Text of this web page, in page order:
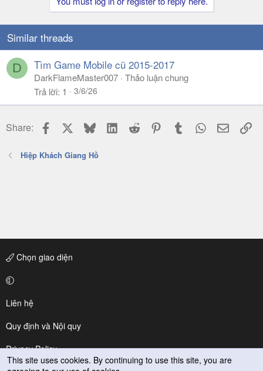
Similar threads
D Tìm Game Mobile cũ 2015-2017
DarkFlameMaster007 Thảo luận chung
Trả lời 1 3/6/26
Share: Facebook BlueskyLinkedIn
Reddit PinterestTumblr WhatsApp
Email
Hiệp Khách Giang Hồ
Chọn giao diện
Liên hệ
Quy định và Nội quy
Privacy Policy
This site uses cookies. By continuing to use this site, you are